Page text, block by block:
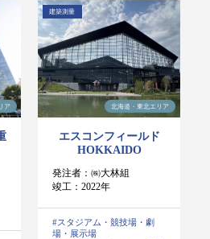
ア
エスコンフィールド
HOKKAIDO
発注者：㈱大林組
竣工：2022年
建築測量
#スタジアム・競技場・劇
場・展示場
北海道・東北エリア